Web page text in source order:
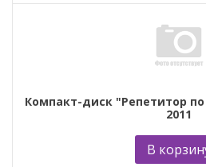
Компакт-диск "Репетитор
2011
В